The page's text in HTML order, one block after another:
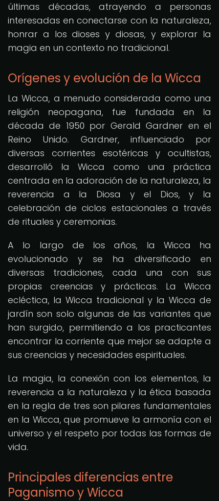
últimas décadas, atrayendo a personas
interesadas en conectarse con la naturaleza,
honrar a los dioses y diosas, y explorar la
magia en un contexto no tradicional.
Orígenes y evolución de la Wicca
La Wicca, a menudo considerada como una
religión neopagana, fue fundada en la
década de 1950 por Gerald Gardner en el
Reino Unido. Gardner, influenciado por
diversas corrientes esotéricas y ocultistas,
desarrolló la Wicca como una práctica
centrada en la adoración de la naturaleza, la
reverencia a la Diosa y el Dios, y la
celebración de ciclos estacionales a través
de rituales y ceremonias.
A lo largo de los años, la Wicca ha
evolucionado y se ha diversificado en
diversas tradiciones, cada una con sus
propias creencias y prácticas. La Wicca
ecléctica, la Wicca tradicional y la Wicca de
jardín son solo algunas de las variantes que
han surgido, permitiendo a los practicantes
encontrar la corriente que mejor se adapte a
sus creencias y necesidades espirituales.
La magia, la conexión con los elementos, la
reverencia a la naturaleza y la ética basada
en la regla de tres son pilares fundamentales
en la Wicca, que promueve la armonía con el
universo y el respeto por todas las formas de
vida.
Principales diferencias entre
Paganismo y Wicca